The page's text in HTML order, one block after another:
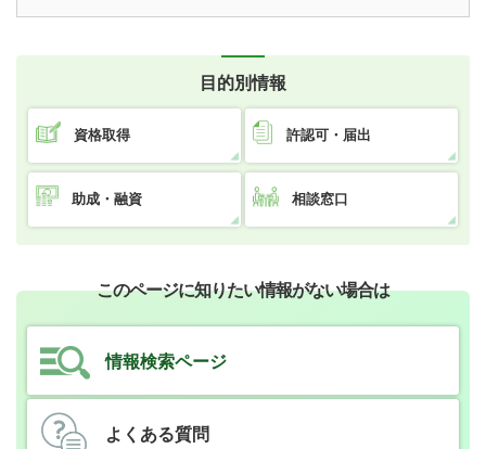
目的別情報
資格取得 許認可・届出
助成・融資 相談窓口
このページに知りたい情報がない場合は
情報検索ページ
よくある質問